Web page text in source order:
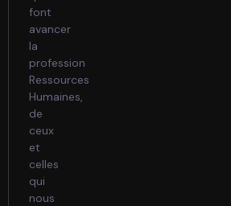
font
avancer
la
profession
Ressources
Humaines,
de
ceux
et
celles
qui
nous